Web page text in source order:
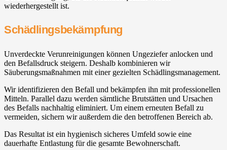
wiederhergestellt ist.
Schädlingsbekämpfung
Unverdeckte Verunreinigungen können Ungeziefer anlocken und
den Befallsdruck steigern. Deshalb kombinieren wir
Säuberungsmaßnahmen mit einer gezielten Schädlingsmanagement.
Wir identifizieren den Befall und bekämpfen ihn mit professionellen
Mitteln. Parallel dazu werden sämtliche Brutstätten und Ursachen
des Befalls nachhaltig eliminiert. Um einem erneuten Befall zu
vermeiden, sichern wir außerdem die den betroffenen Bereich ab.
Das Resultat ist ein hygienisch sicheres Umfeld sowie eine
dauerhafte Entlastung für die gesamte Bewohnerschaft.